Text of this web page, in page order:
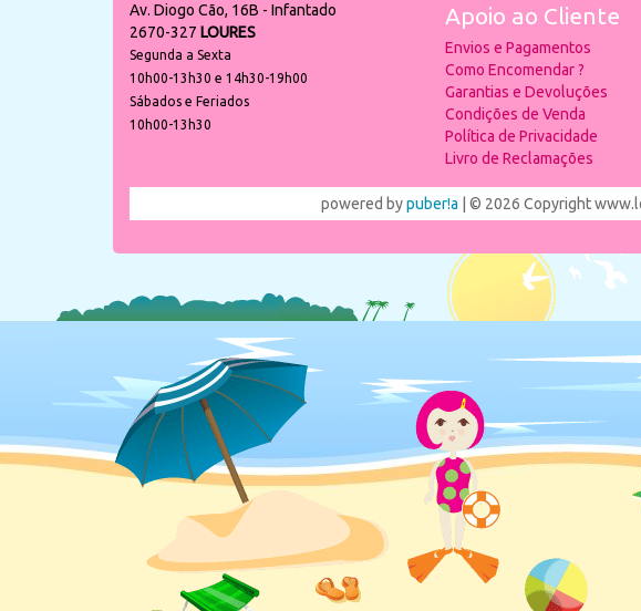
Av. Diogo Cão, 16B - Infantado
2670-327 LOURES
Segunda a Sexta
10h00-13h30 e 14h30-19h00
Sábados e Feriados
10h00-13h30
Apoio ao Cliente
Envios e Pagamentos
Como Encomendar ?
Garantias e Devoluções
Condições de Venda
Política de Privacidade
Livro de Reclamações
powered bypuber!a | © 2026 Copyright